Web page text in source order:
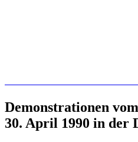
Demonstrationen
30. April 1990 in der